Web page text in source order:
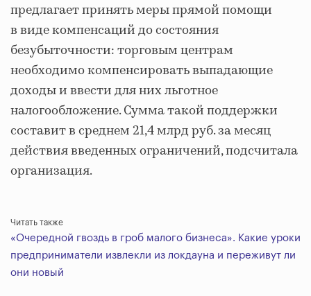
предлагает принять меры прямой помощи
в виде компенсаций до состояния
безубыточности: торговым центрам
необходимо компенсировать выпадающие
доходы и ввести для них льготное
налогообложение. Сумма такой поддержки
составит в среднем 21,4 млрд руб. за месяц
действия введенных ограничений, подсчитала
организация.
Читать также
«Очередной гвоздь в гроб малого бизнеса». Какие уроки
предприниматели извлекли из локдауна и переживут ли
они новый